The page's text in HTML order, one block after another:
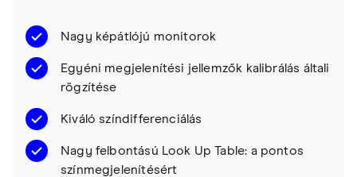
Nagy képátlójú monitorok
Egyéni megjelenítési jellemzők kalibrálás általi
rögzítése
Kiváló színdifferenciálás
Nagy felbontású Look Up Table: a pontos
színmegjelenítésért